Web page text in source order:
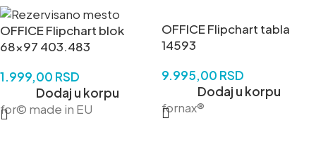
OFFICE Flipchart blok
68×97 403.483
1.999,00 RSD
Dodaj u korpu
for© made in EU
OFFICE Flipchart tabla
14593
9.995,00 RSD
Dodaj u korpu
fornax®